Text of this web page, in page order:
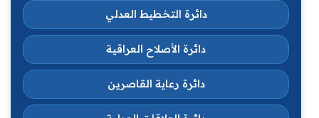
دائرة التخطيط العدلي
دائرة الأصلاح العراقية
دائرة رعاية القاصرين